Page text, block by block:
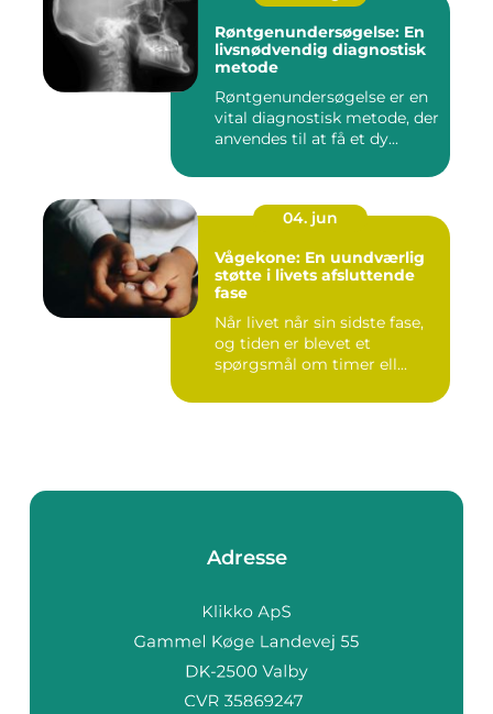
Røntgenundersøgelse: En
livsnødvendig diagnostisk
metode
Røntgenundersøgelse er en
vital diagnostisk metode, der
anvendes til at få et dy...
04. jun
Vågekone: En uundværlig
støtte i livets afsluttende
fase
Når livet når sin sidste fase,
og tiden er blevet et
spørgsmål om timer ell...
Adresse